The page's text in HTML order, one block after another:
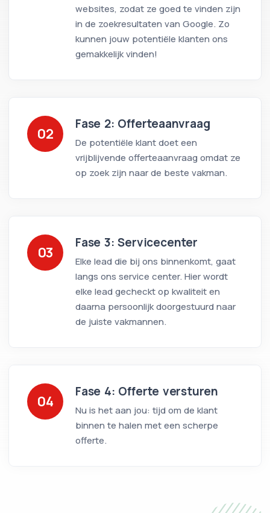
websites, zodat ze goed te vinden zijn
in de zoekresultaten van Google. Zo
kunnen jouw potentiële klanten ons
gemakkelijk vinden!
02
Fase 2: Offerteaanvraag
De potentiële klant doet een
vrijblijvende offerteaanvraag omdat ze
op zoek zijn naar de beste vakman.
03
Fase 3: Servicecenter
Elke lead die bij ons binnenkomt, gaat
langs ons service center. Hier wordt
elke lead gecheckt op kwaliteit en
daarna persoonlijk doorgestuurd naar
de juiste vakmannen.
04
Fase 4: Offerte versturen
Nu is het aan jou: tijd om de klant
binnen te halen met een scherpe
offerte.